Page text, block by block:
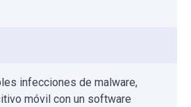
infecciones de malware,
móvil con un software